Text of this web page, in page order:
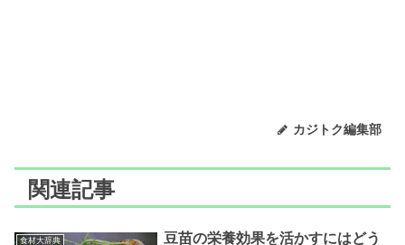
カジトク編集部
関連記事
食材大辞典 豆苗の栄養効果を活かすにはどう